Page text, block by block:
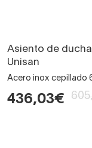
Asiento de
Unisan
Acero inox cepillado
436,03€